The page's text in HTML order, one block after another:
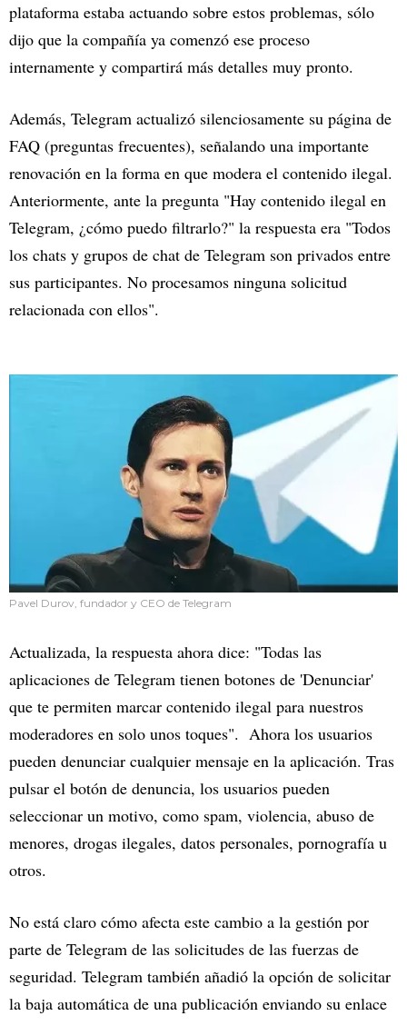
plataforma estaba actuando sobre estos problemas, sólo
dijo que la compañía ya comenzó ese proceso
internamente y compartirá más detalles muy pronto.
Además, Telegram actualizó silenciosamente su página de
FAQ (preguntas frecuentes), señalando una importante
renovación en la forma en que modera el contenido ilegal.
Anteriormente, ante la pregunta "Hay contenido ilegal en
Telegram, ¿cómo puedo filtrarlo?" la respuesta era "Todos
los chats y grupos de chat de Telegram son privados entre
sus participantes. No procesamos ninguna solicitud
relacionada con ellos".
Pavel Durov, fundador y CEO de Telegram
Actualizada, la respuesta ahora dice: "Todas las
aplicaciones de Telegram tienen botones de 'Denunciar'
que te permiten marcar contenido ilegal para nuestros
moderadores en solo unos toques". Ahora los usuarios
pueden denunciar cualquier mensaje en la aplicación. Tras
pulsar el botón de denuncia, los usuarios pueden
seleccionar un motivo, como spam, violencia, abuso de
menores, drogas ilegales, datos personales, pornografía u
otros.
No está claro cómo afecta este cambio a la gestión por
parte de Telegram de las solicitudes de las fuerzas de
seguridad. Telegram también añadió la opción de solicitar
la baja automática de una publicación enviando su enlace